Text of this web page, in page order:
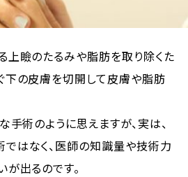
上瞼のたるみや脂肪を取り除くた
下の皮膚を切開して皮膚や脂肪
手術のように思えますが、実は、
はなく、医師の知識量や技術力
が出るのです。